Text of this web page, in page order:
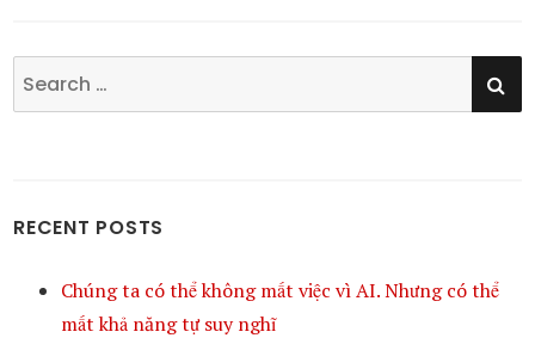
Search
for:
RECENT POSTS
Chúng ta có thể không mất việc vì AI. Nhưng có thể
mất khả năng tự suy nghĩ